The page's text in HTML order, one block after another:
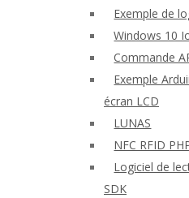
Exemple de
Windows 10
Commande
Exemple
écran LCD
LUNAS
NFC RFID
Logiciel de
SDK